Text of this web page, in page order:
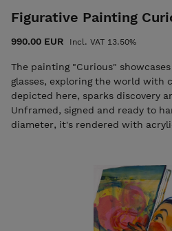
Figurative Painting
990.00 EUR Incl. VAT 13.50%
The painting "Curious"
glasses, exploring the world with
depicted here, sparks discovery
Unframed, signed and ready to
diameter, it's rendered with